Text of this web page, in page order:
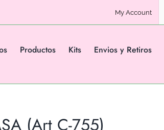
My Account
Productos Kits Envios y Retiros
(Art C-755)